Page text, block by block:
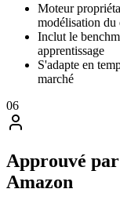
Moteur
modélisation du
Inclut le
apprentissage
S'adapte en
marché
06
Approuvé
Amazon